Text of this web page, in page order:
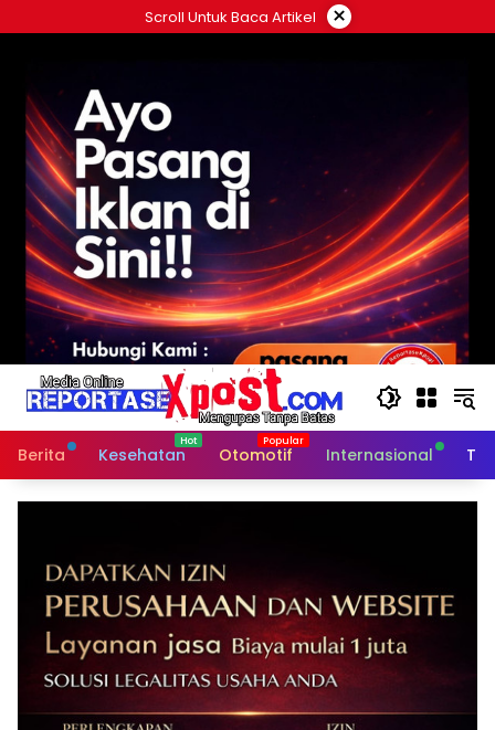
ke
Scroll Untuk Baca Artikel ×
Berita Kesehatan Otomotif Internasional